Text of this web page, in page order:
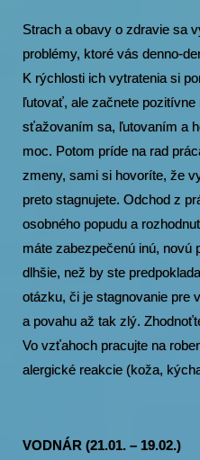
Strach a obavy o zdravie sa
problémy, ktoré vás denno-
K rýchlosti ich vytratenia si
ľutovať, ale začnete
sťažovaním sa, ľutovaním a
moc. Potom príde na rad
zmeny, sami si hovoríte, že
preto stagnujete. Odchod z
osobného popudu a
máte zabezpečenú inú, novú
dlhšie, než by ste
otázku, či je stagnovanie pre
a povahu až tak zlý.
Vo vzťahoch pracujte na
alergické reakcie (koža,
VODNÁR (21.01. – 19.02.)